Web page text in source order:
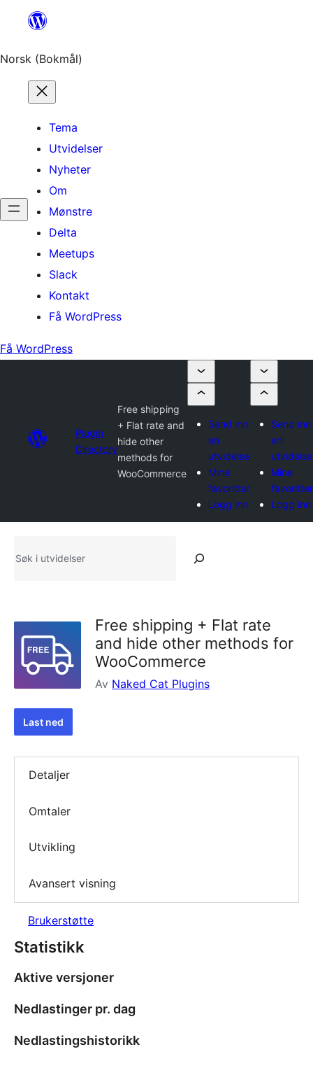
innhold
Norsk (Bokmål)
Tema
Utvidelser
Nyheter
Om
Mønstre
Delta
Meetups
Slack
Kontakt
Få WordPress
Få WordPress
Plugin
Directory
Free shipping
+ Flat rate and
hide other
methods for
WooCommerce
Send inn
en
utvidelse
Mine
favoritter
Logg inn
Send inn
en
utvidelse
Mine
favoritter
Logg inn
Free shipping + Flat rate
and hide other methods for
WooCommerce
Av Naked Cat Plugins
Last ned
Detaljer
Omtaler
Utvikling
Avansert visning
Brukerstøtte
Statistikk
Aktive versjoner
Nedlastinger pr. dag
Nedlastingshistorikk